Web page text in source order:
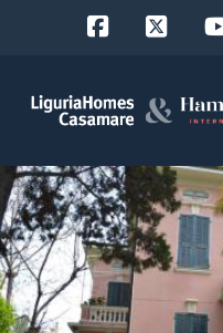
EN
FR
DE
RU
Scegli
dove
cercare
Provincia